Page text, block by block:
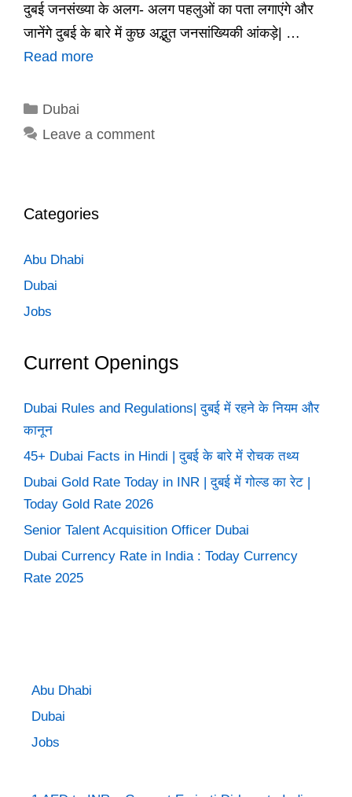
दुबई जनसंख्या के अलग- अलग पहलुओं का पता लगाएंगे और
जानेंगे दुबई के बारे में कुछ अद्भुत जनसांख्यिकी आंकड़े| …
Read more
Categories
Dubai
Leave a comment
Categories
Abu Dhabi
Dubai
Jobs
Current Openings
Dubai Rules and Regulations| दुबई में रहने के नियम और
कानून
45+ Dubai Facts in Hindi | दुबई के बारे में रोचक तथ्य
Dubai Gold Rate Today in INR | दुबई में गोल्ड का रेट |
Today Gold Rate 2026
Senior Talent Acquisition Officer Dubai
Dubai Currency Rate in India : Today Currency
Rate 2025
Abu Dhabi
Dubai
Jobs